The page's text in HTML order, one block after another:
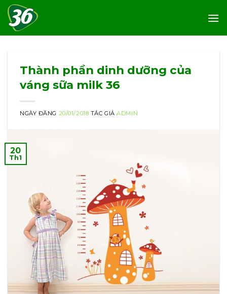
Skip
to
content
Thành phần dinh dưỡng của
váng sữa milk 36
NGÀY ĐĂNG 20/01/2018 TÁC GIẢADMIN
20
Th1